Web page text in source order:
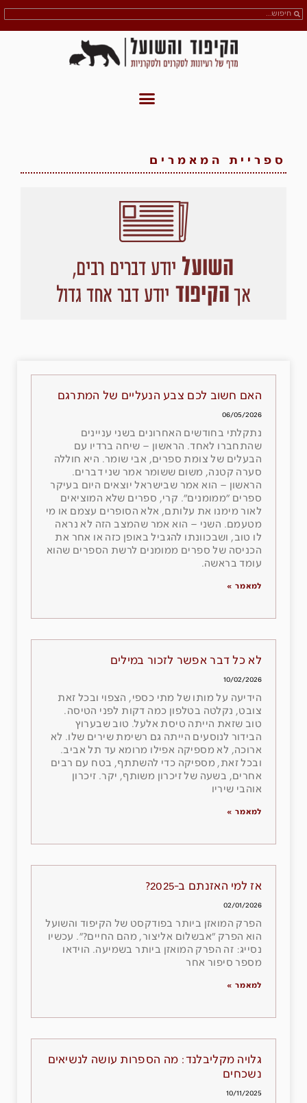
ספריית המאמרים
האם חשוב לכם צבע הנעליים של המתרגם
06/05/2026
נתקלתי בחודשים האחרונים בשני עניינים
שהתחברו לאחד. הראשון – שיחה ברדיו עם
הבעלים של צומת ספרים, אבי שומר. היא חוללה
סערה קטנה, משום ששומר אמר שני דברים.
הראשון – הוא אמר שבישראל יוצאים היום בעיקר
ספרים ״ממומנים״. קרי, ספרים שלא המוציאים
לאור מימנו את עלותם, אלא הסופרים עצמם או מי
מטעמם. השני – הוא אמר שהמצב הזה לא נראה
לו טוב, ושבכוונתו להגביל באופן כזה או אחר את
הכניסה של ספרים ממומנים לרשת הספרים שהוא
עומד בראשה.
למאמר »
לא כל דבר אפשר לזכור במילים
10/02/2026
הידיעה על מותו של מתי כספי, הצפוי ובכל זאת
צובט, נקלטה בטלפון כמה דקות לפני הטיסה.
טוב שזאת הייתה טיסת אלעל. טוב שבערוץ
הבידור לנוסעים הייתה גם רשימת שירים שלו. לא
ארוכה, לא מספיקה אפילו מרומא עד תל אביב.
ובכל זאת, מספיקה כדי להשתתף, בטח עם רבים
אחרים, בשעה של זיכרון משותף, יקר. זיכרון
אוהבי שיריו
למאמר »
אז למי האזנתם ב-2025?
02/01/2026
הפרק המואזן ביותר בפודקסט של הקיפוד והשועל
הוא הפרק ״אבשלום אליצור, מהם החיים?״. עכשיו
נסייג: זה הפרק המואזן ביותר בשמיעה. הוידאו
מספר סיפור אחר
למאמר »
גלויה מקליבלנד: מה הספרות עושה לנשיאים
נשכחים
10/11/2025